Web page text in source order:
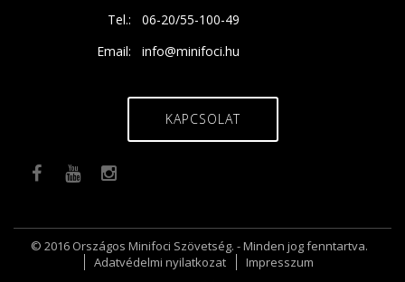
Tel.:
06-20/55-100-49
Email:
info@minifoci.hu
KAPCSOLAT
© 2016 Országos Minifoci Szövetség. - Minden jog fenntartva.
Adatvédelmi nyilatkozat
Impresszum